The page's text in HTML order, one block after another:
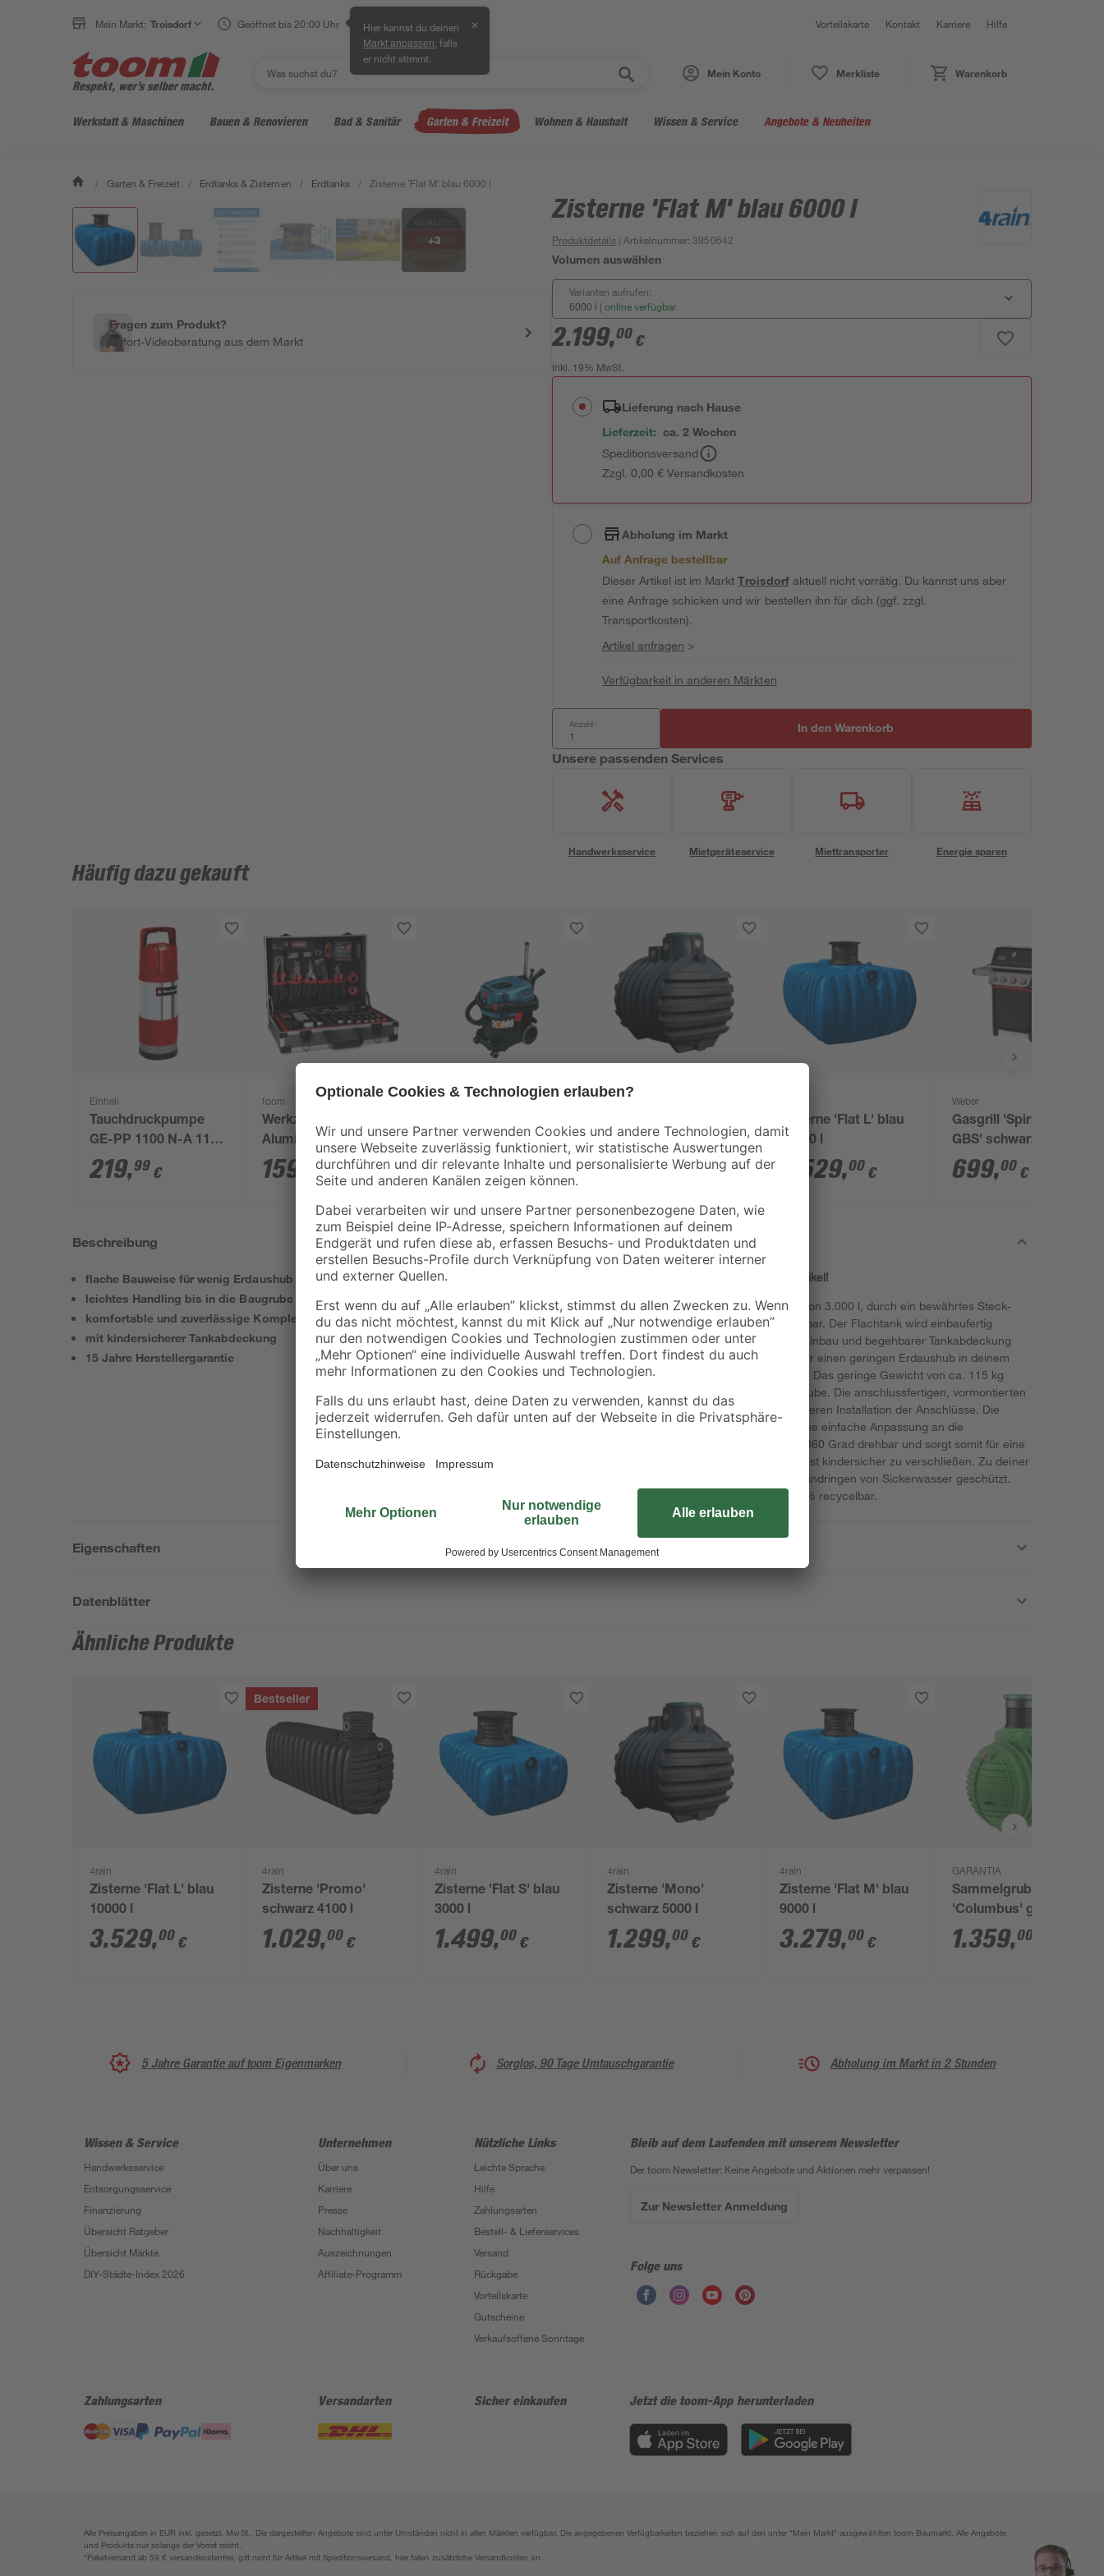
Mein Markt: Troisdorf Geöffnet bis 20:00 Uhr Hier kannst du deinen
Markt anpassen , falls
er nicht stimmt.
✕ Vorteilskarte Kontakt Karriere Hilfe
Mein Konto Merkliste Warenkorb
Werkstatt & Maschinen Bauen & Renovieren Bad & Sanitär Garten & Freizeit Wohnen & Haushalt Wissen & Service Angebote & Neuheiten
/ Garten & Freizeit / Erdtanks & Zisternen / Erdtanks / Zisterne 'Flat M' blau 6000 l
+3
Fragen zum Produkt?
Sofort-Videoberatung aus dem Markt
Zisterne 'Flat M' blau 6000 l
Produktdetails | Artikelnummer:3950642
Volumen auswählen
Varianten aufrufen:
6000 l | online verfügbar
2.199,00 €
inkl. 19% MwSt.
Lieferung nach Hause
Lieferzeit: ca. 2 Wochen
Speditionsversand
Zzgl. 0,00 € Versandkosten
Abholung im Markt
Auf Anfrage bestellbar
Dieser Artikel ist im MarktTroisdorfaktuell nicht vorrätig. Du kannst uns aber
eine Anfrage schicken und wir bestellen ihn für dich (ggf. zzgl.
Transportkosten).
Artikel anfragen >
Verfügbarkeit in anderen Märkten
Anzahl: In den Warenkorb
Unsere passenden Services
Handwerksservice Mietgeräteservice Miettransporter Energie sparen
Häufig dazu gekauft
Einhell
Tauchdruckpumpe
GE-PP 1100 N-A 1100
W 6000 l/h
219,99 €
toom
Werkzeugkoffer
Aluminium 131-teilig
159 99 €
Nass-/Trockensauger
"Professional" GAS
35 L SFC+
479,99 €
schwarz 5000 l
1.299,00€
Zisterne 'Flat L' blau
10000 l
3.529,00 €
Weber
Gasgrill 'Spirit E-425
GBS' schwarz 123 x
117 x 68 cm
699,00 €
Beschreibung
flache Bauweise für wenig Erdaushub
leichtes Handling bis in die Baugrube
komfortable und zuverlässige Komplettlösung
mit kindersicherer Tankabdeckung
15 Jahre Herstellergarantie
zu diesem Artikel!
Der Flachtank FLAT M hat ein Gesamtvolumen von 3.000 l, durch ein bewährtes Steck-
Verbindungssystem ist der Tank flexibel erweiterbar. Der Flachtank wird einbaufertig
inklusive Tankdomsystem für den frostsicheren Einbau und begehbarer Tankabdeckung
geliefert. Die flache Bauweise des Tanks sorgt für einen geringen Erdaushub in deinem
Garten und somit einen kostengünstigen Einbau. Das geringe Gewicht von ca. 115 kg
ermöglicht ein leichtes Handling bis in die Baugrube. Die anschlussfertigen, vormontierten
Lippendichtungen dienen zur schnellen und sicheren Installation der Anschlüsse. Die
kürzbare Schachtverlängerung ermöglicht dir eine einfache Anpassung an die
Geländeoberkante. Zudem ist der Domschacht 360 Grad drehbar und sorgt somit für eine
variable Montage. Der robuste Kunststoffdeckel ist kindersicher zu verschließen. Zu deiner
Sicherheit ist das FLAT Tanksystem gegen das Eindringen von Sickerwasser geschützt.
Nachhaltige Produkte - Behältermaterial zu 100% recycelbar.
Eigenschaften
Datenblätter
Ähnliche Produkte
4rain
Zisterne 'Flat L' blau
10000 l
3.529,00 €
Bestseller
4rain
Zisterne 'Promo'
schwarz 4100 l
1.029,00 €
4rain
Zisterne 'Flat S' blau
3000 l
1.499,00 €
4rain
Zisterne 'Mono'
schwarz 5000 l
1.299,00 €
4rain
Zisterne 'Flat M' blau
9000 l
3.279,00 €
GARANTIA
Sammelgrube
'Columbus' grün 3700
l1.359,00
5 Jahre Garantie auf toom Eigenmarken Sorglos, 90 Tage Umtauschgarantie Abholung im Markt in 2 Stunden
Wissen & Service
Handwerksservice
Entsorgungsservice
Finanzierung
Übersicht Ratgeber
Übersicht Märkte
DIY-Städte-Index 2026
Unternehmen
Über uns
Karriere
Presse
Nachhaltigkeit
Auszeichnungen
Affiliate-Programm
Nützliche Links
Leichte Sprache
Hilfe
Zahlungsarten
Bestell- & Lieferservices
Versand
Rückgabe
Vorteilskarte
Gutscheine
Verkaufsoffene Sonntage
Bleib auf dem Laufenden mit unserem Newsletter
Der toom Newsletter: Keine Angebote und Aktionen mehr verpassen!
Zur Newsletter Anmeldung
Folge uns
Zahlungsarten Versandarten Sicher einkaufen Jetzt die toom-App herunterladen
Alle Preisangaben in EUR inkl. gesetzl. MwSt.. Die dargestellten Angebote sind unter Umständen nicht in allen Märkten verfügbar. Die angegebenen Verfügbarkeiten beziehen sich auf den unter "Mein Markt" ausgewählten toom Baumarkt. Alle Angebote
und Produkte nur solange der Vorrat reicht.
*Paketversand ab 59 € versandkostenfrei, gilt nicht für Artikel mit Speditionsversand, hier fallen zusätzliche Versandkosten an.